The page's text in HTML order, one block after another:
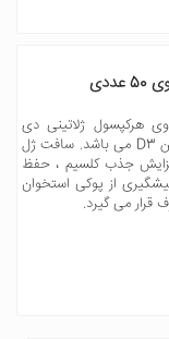
د ویتین 1000 زهراوی هرکپسول ژلاتینی دی
ویتین حاوی 1000 واحد ویتامین D3 می باشد. سافت ژل
جهت افزایش جذب کلسیم ، حفظ
از پوکی استخوان
قرار می گیرد.